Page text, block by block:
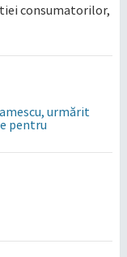
consumatorilor,
urmărit
pentru